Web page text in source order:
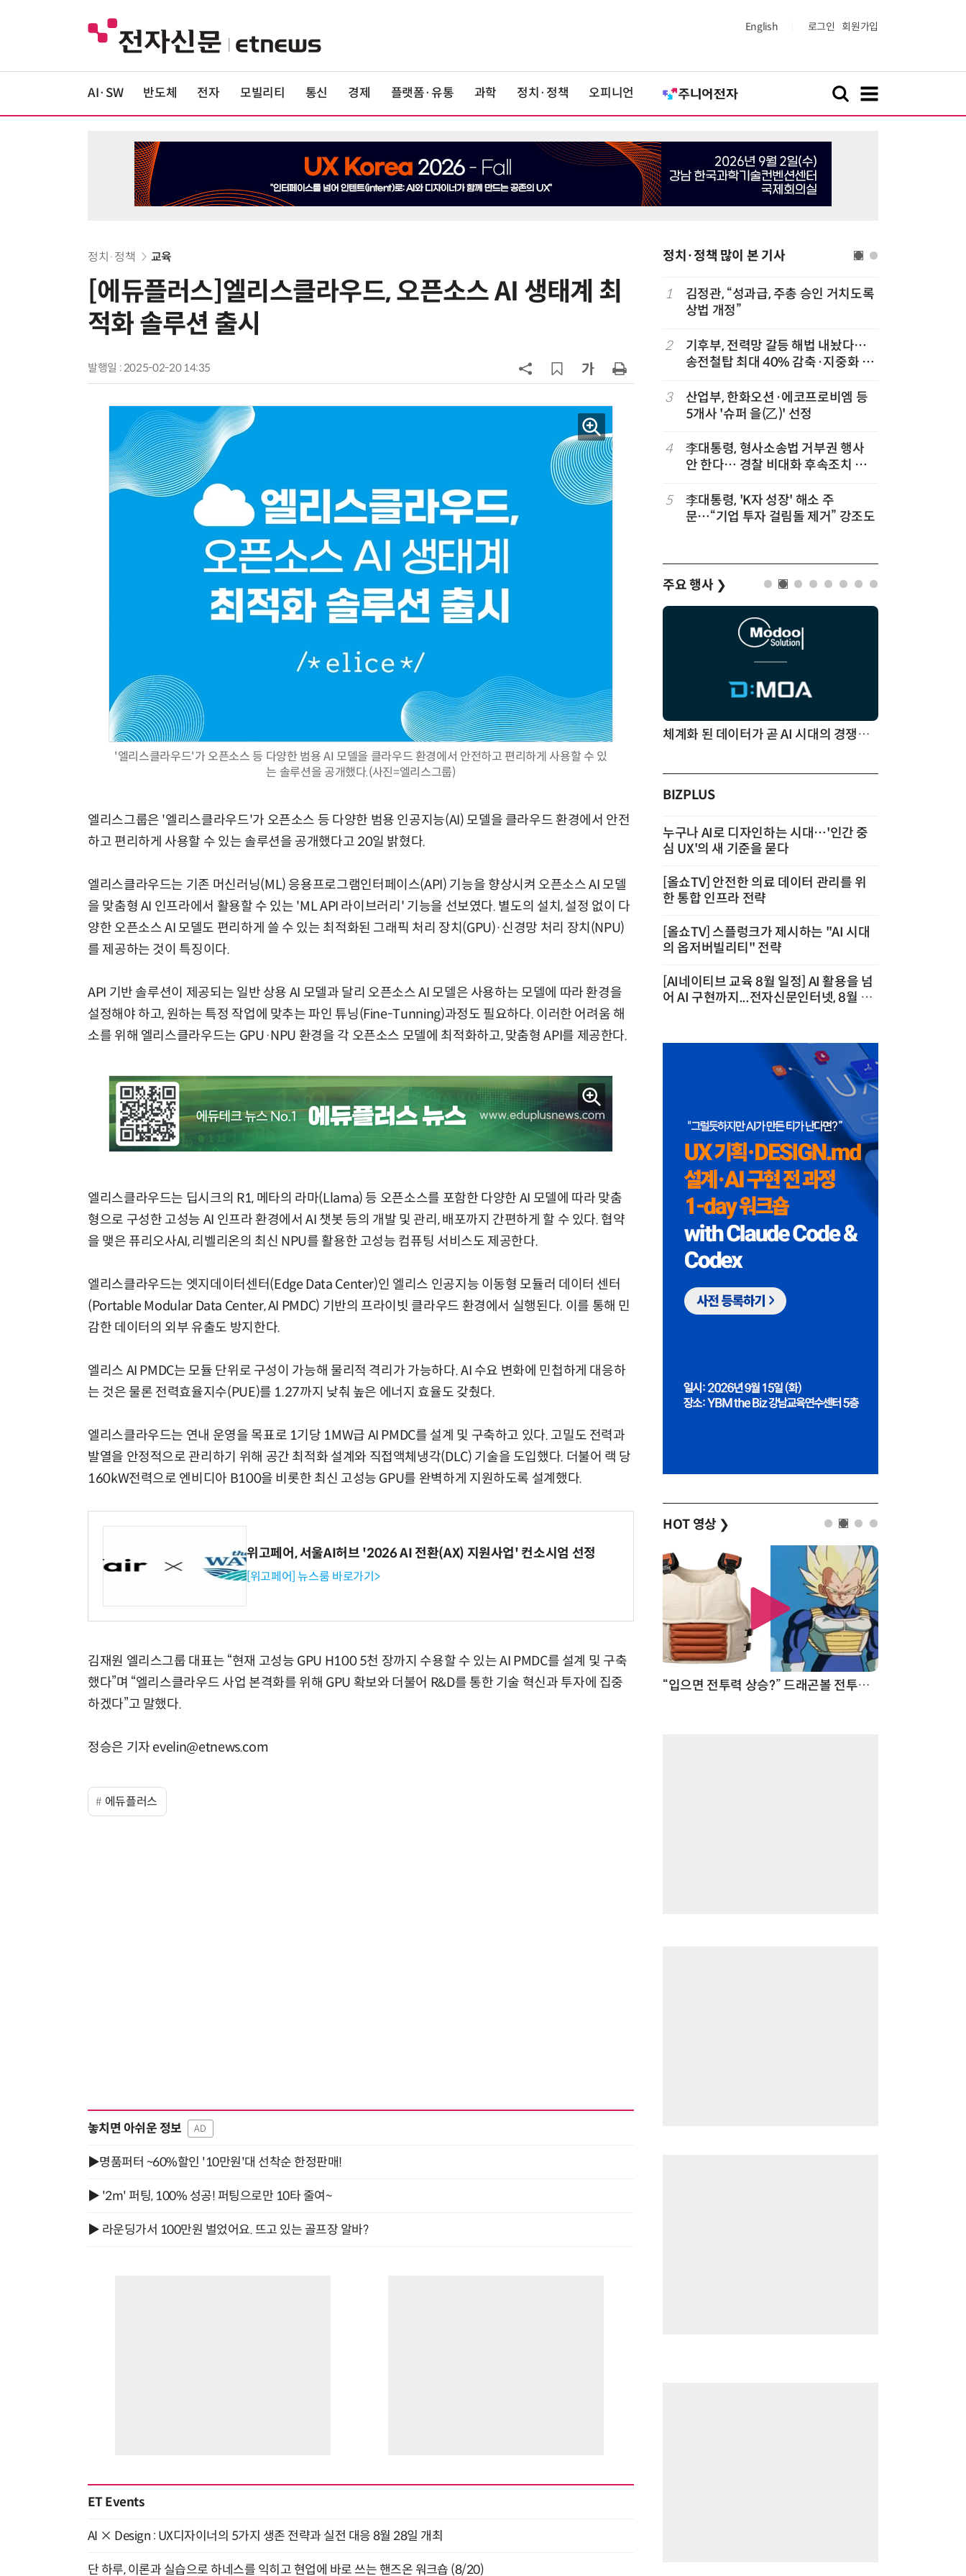
English 로그인 회원가입
AI·SW 반도체 전자 모빌리티 통신 경제 플랫폼·유통 과학 정치·정책 오피니언
정치·정책 교육
[에듀플러스]엘리스클라우드, 오픈소스 AI 생태계 최
적화 솔루션 출시
발행일 : 2025-02-20 14:35
'엘리스클라우드'가 오픈소스 등 다양한 범용 AI 모델을 클라우드 환경에서 안전하고 편리하게 사용할 수 있
는 솔루션을 공개했다.(사진=엘리스그룹)
엘리스그룹은 '엘리스클라우드'가 오픈소스 등 다양한 범용 인공지능(AI) 모델을 클라우드 환경에서 안전
하고 편리하게 사용할 수 있는 솔루션을 공개했다고 20일 밝혔다.
엘리스클라우드는 기존 머신러닝(ML) 응용프로그램인터페이스(API) 기능을 향상시켜 오픈소스 AI 모델
을 맞춤형 AI 인프라에서 활용할 수 있는 'ML API 라이브러리' 기능을 선보였다. 별도의 설치, 설정 없이 다
양한 오픈소스 AI 모델도 편리하게 쓸 수 있는 최적화된 그래픽 처리 장치(GPU)·신경망 처리 장치(NPU)
를 제공하는 것이 특징이다.
API 기반 솔루션이 제공되는 일반 상용 AI 모델과 달리 오픈소스 AI 모델은 사용하는 모델에 따라 환경을
설정해야 하고, 원하는 특정 작업에 맞추는 파인 튜닝(Fine-Tunning)과정도 필요하다. 이러한 어려움 해
소를 위해 엘리스클라우드는 GPU·NPU 환경을 각 오픈소스 모델에 최적화하고, 맞춤형 API를 제공한다.
엘리스클라우드는 딥시크의 R1, 메타의 라마(Llama) 등 오픈소스를 포함한 다양한 AI 모델에 따라 맞춤
형으로 구성한 고성능 AI 인프라 환경에서 AI 챗봇 등의 개발 및 관리, 배포까지 간편하게 할 수 있다. 협약
을 맺은 퓨리오사AI, 리벨리온의 최신 NPU를 활용한 고성능 컴퓨팅 서비스도 제공한다.
엘리스클라우드는 엣지데이터센터(Edge Data Center)인 엘리스 인공지능 이동형 모듈러 데이터 센터
(Portable Modular Data Center, AI PMDC) 기반의 프라이빗 클라우드 환경에서 실행된다. 이를 통해 민
감한 데이터의 외부 유출도 방지한다.
엘리스 AI PMDC는 모듈 단위로 구성이 가능해 물리적 격리가 가능하다. AI 수요 변화에 민첩하게 대응하
는 것은 물론 전력효율지수(PUE)를 1.27까지 낮춰 높은 에너지 효율도 갖췄다.
엘리스클라우드는 연내 운영을 목표로 1기당 1MW급 AI PMDC를 설계 및 구축하고 있다. 고밀도 전력과
발열을 안정적으로 관리하기 위해 공간 최적화 설계와 직접액체냉각(DLC) 기술을 도입했다. 더불어 랙 당
160kW전력으로 엔비디아 B100을 비롯한 최신 고성능 GPU를 완벽하게 지원하도록 설계했다.
위고페어, 서울AI허브 '2026 AI 전환(AX) 지원사업' 컨소시엄 선정
[위고페어] 뉴스룸 바로가기>
김재원 엘리스그룹 대표는 “현재 고성능 GPU H100 5천 장까지 수용할 수 있는 AI PMDC를 설계 및 구축
했다”며 “엘리스클라우드 사업 본격화를 위해 GPU 확보와 더불어 R&D를 통한 기술 혁신과 투자에 집중
하겠다”고 말했다.
정승은 기자 evelin@etnews.com
에듀플러스
놓치면 아쉬운 정보 AD
▶명품퍼터 ~60%할인 '10만원'대 선착순 한정판매!
▶ '2m' 퍼팅, 100% 성공! 퍼팅으로만 10타 줄여~
▶ 라운딩가서 100만원 벌었어요. 뜨고 있는 골프장 알바?
ET Events
AI × Design : UX디자이너의 5가지 생존 전략과 실전 대응 8월 28일 개최
단 하루, 이론과 실습으로 하네스를 익히고 현업에 바로 쓰는 핸즈온 워크숍 (8/20)
정치·정책 많이 본 기사
6
최저임금 1만700원 최종 확정…노
액공제' 신설… 지방 생산 시 혜택
메가프로젝트 속도전…'산업자원안
보기금' 신설해 공급망 사수
정점식 “김용범 이미 한국경제 빌
런…李 대통령, 경질 결단해야”
10 돌려차기 피해자 불러 놓고 “돌려차
기 한번 해라”…선 넘은 친한계
1
김정관, “성과급, 주총 승인 거치도록
상법 개정”
2
기후부, 전력망 갈등 해법 내놨다…
송전철탑 최대 40% 감축·지중화 확
3
산업부, 한화오션·에코프로비엠 등
5개사 '슈퍼 을(乙)' 선정
4
李대통령, 형사소송법 거부권 행사
안 한다… 경찰 비대화 후속조치 점
5
李대통령, 'K자 성장' 해소 주
문…“기업 투자 걸림돌 제거” 강조도
주요 행사 ❯
AI Native Enterprise를 지원하는 AI Ready Data 플랫폼 활용 전략 체계화 된 데이터가 곧 AI 시대의 경쟁력이다
BIZPLUS
누구나 AI로 디자인하는 시대…'인간 중
심 UX'의 새 기준을 묻다
[올쇼TV] 안전한 의료 데이터 관리를 위
한 통합 인프라 전략
[올쇼TV] 스플렁크가 제시하는 "AI 시대
의 옵저버빌리티" 전략
[AI네이티브 교육 8월 일정] AI 활용을 넘
어 AI 구현까지...전자신문인터넷, 8월 실
HOT 영상 ❯
“계속 쫓아왔다”…도망치던 우크라 민간인 공격한 러 자폭 드론 “입으면 전투력 상승?” 드래곤볼 전투복 닮은 중량조끼